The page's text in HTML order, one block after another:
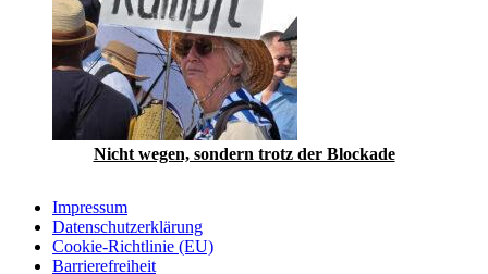
Nicht wegen, sondern trotz der Blockade
Impressum
Datenschutzerklärung
Cookie-Richtlinie (EU)
Barrierefreiheit